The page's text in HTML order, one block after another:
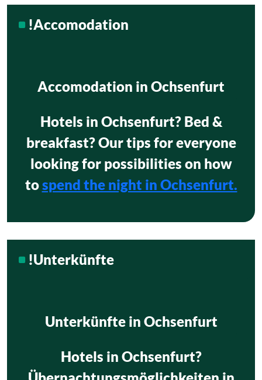
!Accomodation
Accomodation in Ochsenfurt
Hotels in Ochsenfurt? Bed &
breakfast? Our tips for everyone
looking for possibilities on how
tospend the night in Ochsenfurt.
!Unterkünfte
Unterkünfte in Ochsenfurt
Hotels in Ochsenfurt?